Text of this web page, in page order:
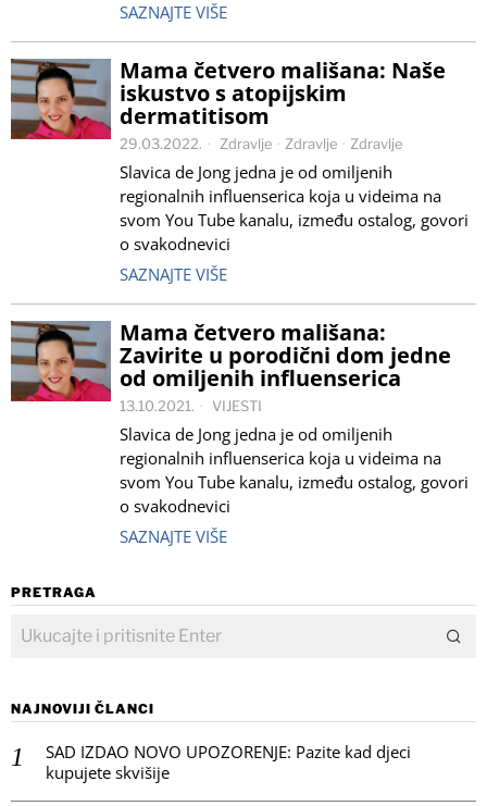
SAZNAJTE VIŠE
Mama četvero mališana: Naše
iskustvo s atopijskim
dermatitisom
29.03.2022. Zdravlje · Zdravlje · Zdravlje
Slavica de Jong jedna je od omiljenih
regionalnih influenserica koja u videima na
svom You Tube kanalu, između ostalog, govori
o svakodnevici
SAZNAJTE VIŠE
Mama četvero mališana:
Zavirite u porodični dom jedne
od omiljenih influenserica
13.10.2021. VIJESTI
Slavica de Jong jedna je od omiljenih
regionalnih influenserica koja u videima na
svom You Tube kanalu, između ostalog, govori
o svakodnevici
SAZNAJTE VIŠE
PRETRAGA
NAJNOVIJI ČLANCI
SAD IZDAO NOVO UPOZORENJE: Pazite kad djeci
kupujete skvišije